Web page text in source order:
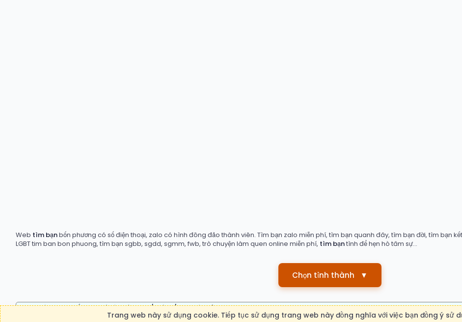
Web tìm bạnbốn phương có số điện thoại, zalo có hình đông đảo thành viên. Tìm bạn zalo miễn phí, tìm bạn quanh đây, tìm bạn đời, tìm bạn
LGBT tim ban bon phuong, tìm bạn sgbb, sgdd, sgmm, fwb, trò chuyện làm quen online miễn phí, tìm bạntình để hẹn hò tâm sự...
Chọn tỉnh thành ▼
Cho thuê textlink số lượng và lâu dài: 100k/tháng/link - liên hệ telegram: timbanvn- Zalo: 0876.05 38 38
Trang web này sử dụng cookie. Tiếp tục sử dụng trang web này đồng nghĩa với việc bạn đồng ý sử